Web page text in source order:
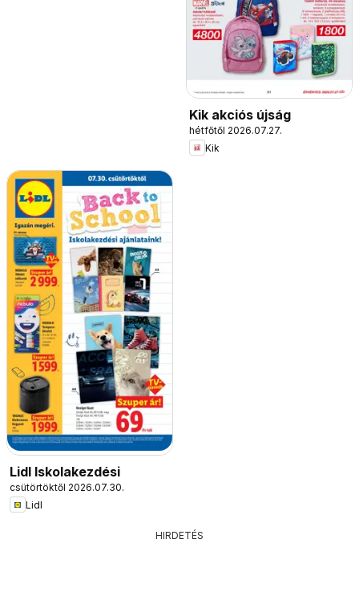
Kik akciós újság
hétfőtől 2026.07.27.
Kik
Lidl Iskolakezdési
csütörtöktől 2026.07.30.
Lidl
HIRDETÉS